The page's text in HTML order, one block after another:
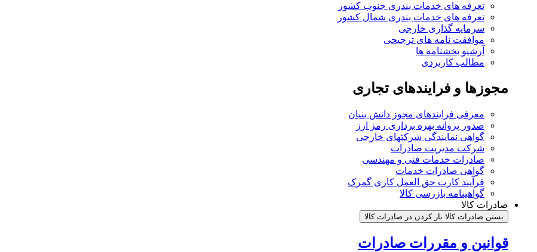
تعرفه های خدمات بندری جنوب کشور
تعرفه های خدمات بندری شمال کشور
سرمایه گذاری خارجی
موافقت نامه های ترجیحی
آرشیو بخشنامه ها
مطالب کاربردی
مجوزها و فرایندهای تجاری
معرفی فرایندهای مجوز دانش بنیان
صدور پروانه بهره برداری رمز ارز
گواهی نمایندگی شرکتهای خارجی
شرکت مدیریت صادرات
صادرات خدمات فنی و مهندسی
گواهی صادرات خدمات
فرآیند کارت حق العمل کاری گمرک
گواهینامه بازرسی کالا
صادرات کالا
بستن صادرات کالا باز کردن در صادرات کالا
قوانین و مقررات صادرات